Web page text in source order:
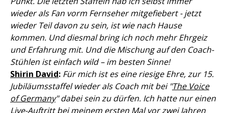
wieder als Fan vorm Fernseher mitgefiebert - jetzt
wieder Teil davon zu sein, ist wie nach Hause
kommen. Und diesmal bring ich noch mehr Ehrgeiz
und Erfahrung mit. Und die Mischung auf den Coach-
Stühlen ist einfach wild – im besten Sinne!
Shirin David: Für mich ist es eine riesige Ehre, zur 15.
Jubiläumsstaffel wieder als Coach mit bei "The Voice
of Germany" dabei sein zu dürfen. Ich hatte nur einen
Live-Auftritt bei meinem ersten Mal vor zwei Jahren